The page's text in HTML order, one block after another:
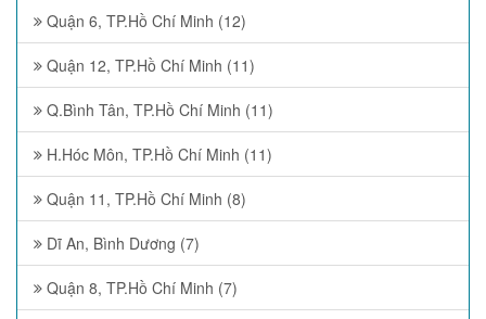
Quận 6, TP.Hồ Chí Minh (12)
Quận 12, TP.Hồ Chí Minh (11)
Q.Bình Tân, TP.Hồ Chí Minh (11)
H.Hóc Môn, TP.Hồ Chí Minh (11)
Quận 11, TP.Hồ Chí Minh (8)
Dĩ An, Bình Dương (7)
Quận 8, TP.Hồ Chí Minh (7)